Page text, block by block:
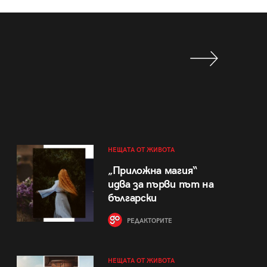
НЕЩАТА ОТ ЖИВОТА
„Приложна магия“
идва за първи път на
български
РЕДАКТОРИТЕ
НЕЩАТА ОТ ЖИВОТА